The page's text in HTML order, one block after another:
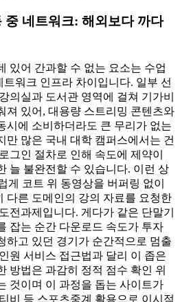
중 네트워크: 해외보다 까다
있어 간과할 수 없는 요소는 수업
워크 인프라 차이입니다. 일부 선
의실과 도서관 영역에 걸쳐 기가비
져 있어, 대용량 스트리밍 콘텐츠와
시에 소비하더라도 큰 무리가 없는
만 많은 국내 대학 캠퍼스에서는 건
그인 절차로 인해 속도에 제약이
늘 불완전할 수 있습니다. 이런 상
게 코트 위 동영상을 버퍼링 없이
다른 도메인의 강의 자료를 요청한
전과제입니다. 게다가 같은 단말기
잡는 순간 다운로드 속도가 투자
하고 있던 경기가 순간적으로 멈출
원 서비스 접근법과 달리 이 좁은
방법은 과감히 정적 점수 확인 위
것이며 이 과정을 돕는 사이트가
비 등 스포츠중계 활용으로 이시점